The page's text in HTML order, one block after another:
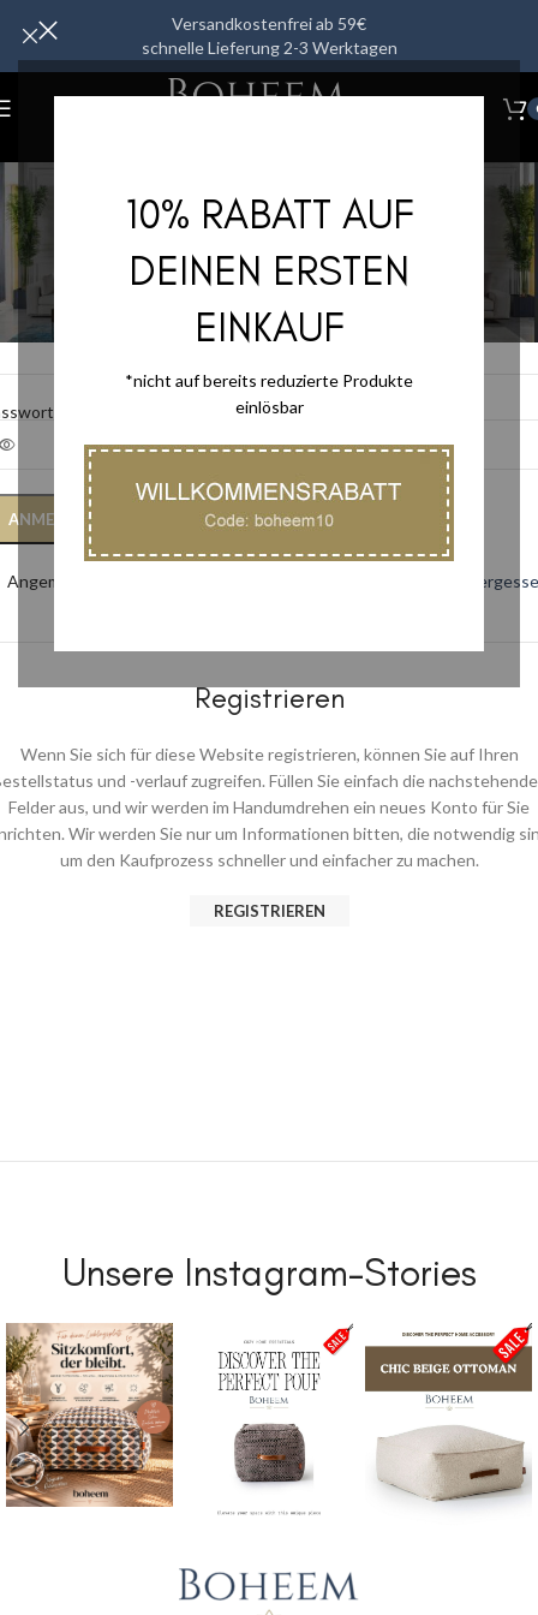
10% RABATT AUF
DEINEN ERSTEN
EINKAUF
*nicht auf bereits reduzierte Produkte
einlösbar
Versandkostenfrei ab 59€
schnelle Lieferung 2-3 Werktagen
Mein Konto
Startseite/Mein Konto
oder E-Mail-Adresse *
ANMELDEN
Passwort
Angemeldet bleiben
Registrieren
Wenn Sie sich für diese Website registrieren, können Sie auf Ihren
und -verlauf zugreifen. Füllen Sie einfach die
Felder aus, und wir werden im Handumdrehen ein neues Konto für Sie
Wir werden Sie nur um Informationen bitten, die notwendig
um den Kaufprozess schneller und einfacher zu machen.
REGISTRIEREN
Unsere Instagram-Stories